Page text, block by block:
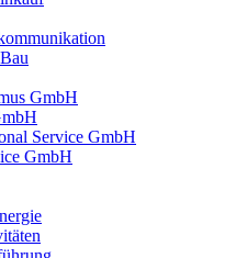
GmbH
Service GmbH
GmbH